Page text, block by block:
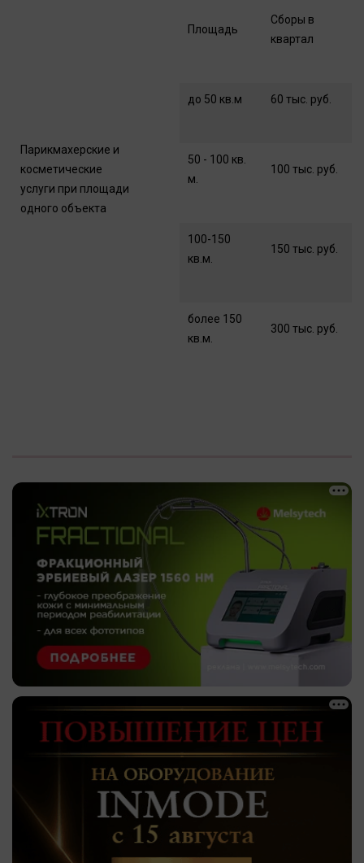
Парикмахерские и
косметические
услуги при площади
одного объекта
Площадь
Сборы в
квартал
до 50 кв.м 60 тыс. руб.
50 - 100 кв.
м.
100 тыс. руб.
100-150
кв.м.
150 тыс. руб.
более 150
кв.м.
300 тыс. руб.